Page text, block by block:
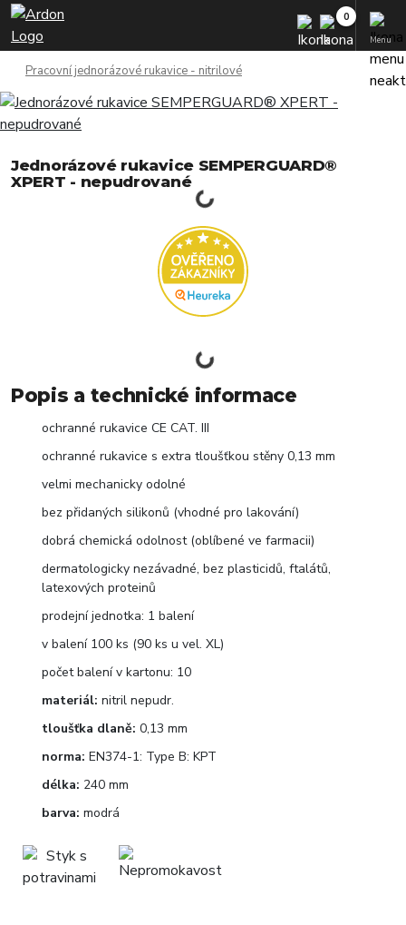
Menu
Pracovní jednorázové rukavice - nitrilové
Jednorázové rukavice SEMPERGUARD®
XPERT - nepudrované
Popis a technické informace
ochranné rukavice CE CAT. III
ochranné rukavice s extra tloušťkou stěny 0,13 mm
velmi mechanicky odolné
bez přidaných silikonů (vhodné pro lakování)
dobrá chemická odolnost (oblíbené ve farmacii)
dermatologicky nezávadné, bez plasticidů, ftalátů,
latexových proteinů
prodejní jednotka: 1 balení
v balení 100 ks (90 ks u vel. XL)
počet balení v kartonu: 10
materiál: nitril nepudr.
tloušťka dlaně: 0,13 mm
norma: EN374-1: Type B: KPT
délka: 240 mm
barva: modrá